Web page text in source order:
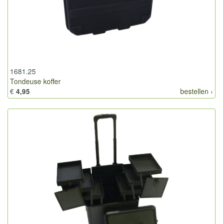
1681.25
Tondeuse koffer
bestellen ›
€ 4,95